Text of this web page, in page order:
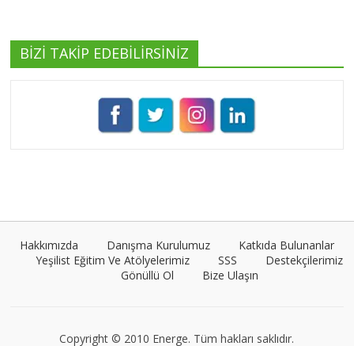
Pınar Demirkan
BİZİ TAKİP EDEBİLİRSİNİZ
Hakkımızda Danışma Kurulumuz
Katkıda Bulunanlar
Yeşilist Eğitim Ve Atölyelerimiz
SSS
Destekçilerimiz
Gönüllü Ol
Bize Ulaşın
Copyright © 2010 Energe. Tüm hakları saklıdır.